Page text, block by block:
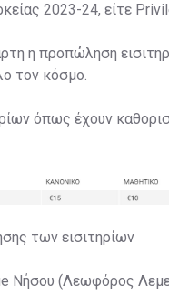
2023-24, είτε
η προπώληση
τον κόσμο.
όπως έχουν
των εισιτηρίων
Νήσου (Λεωφόρος